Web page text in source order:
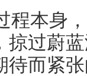
程本身
掠过蔚
待而紧